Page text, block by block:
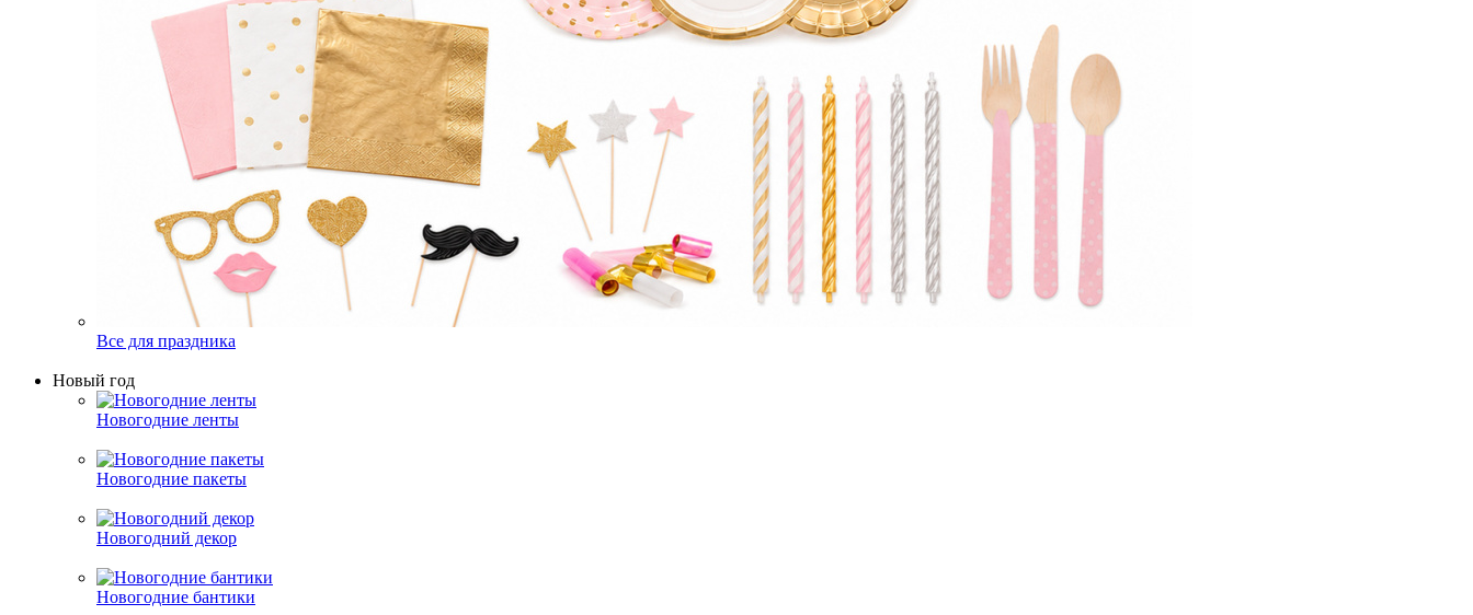
Все для праздника
Новый год
Новогодние ленты
Новогодние пакеты
Новогодний декор
Новогодние бантики